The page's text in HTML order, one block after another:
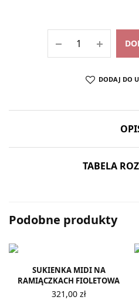
DODAJ DO
TABELA
Podobne produkty
SUKIENKA MIDI NA
RAMIĄCZKACH FIOLETOWA
321,00 zł